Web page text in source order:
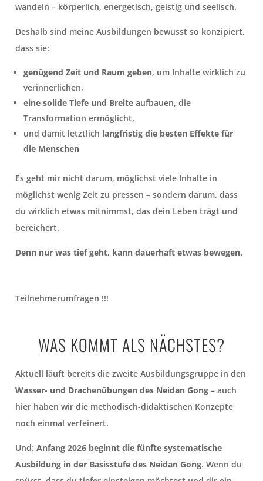
wandeln – körperlich, energetisch, geistig und seelisch.
Deshalb sind meine Ausbildungen bewusst so konzipiert,
dass sie:
genügend Zeit und Raum geben, um Inhalte wirklich zu
verinnerlichen,
eine solide Tiefe und Breite aufbauen, die
Transformation ermöglicht,
und damit letztlich langfristig die besten Effekte für
die Menschen
Es geht mir nicht darum, möglichst viele Inhalte in
möglichst wenig Zeit zu pressen – sondern darum, dass
du wirklich etwas mitnimmst, das dein Leben trägt und
bereichert.
Denn nur was tief geht, kann dauerhaft etwas bewegen.
Teilnehmerumfragen !!!
WAS KOMMT ALS NÄCHSTES?
Aktuell läuft bereits die zweite Ausbildungsgruppe in den
Wasser- und Drachenübungen des Neidan Gong – auch
hier haben wir die methodisch-didaktischen Konzepte
noch einmal verfeinert.
Und:Anfang 2026 beginnt die fünfte systematische
Ausbildung in der Basisstufe des Neidan Gong. Wenn du